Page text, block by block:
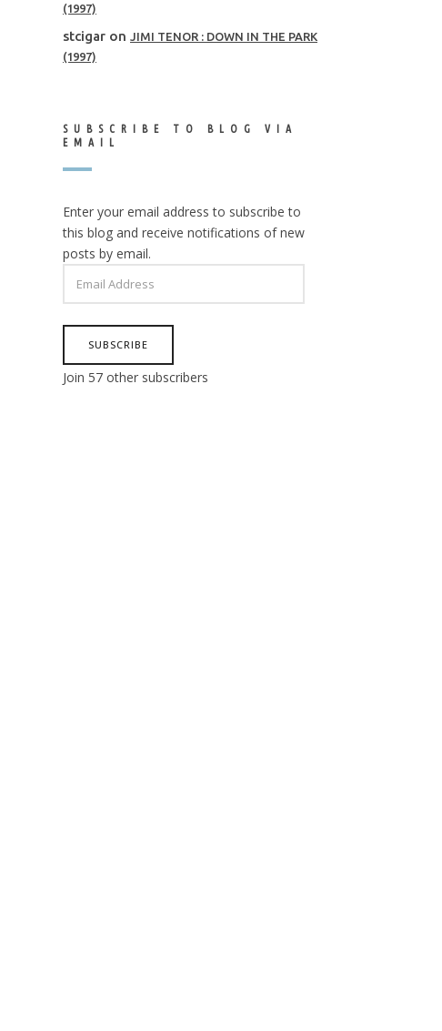
(1997)
stcigar on
JIMI TENOR : DOWN IN THE PARK
(1997)
SUBSCRIBE TO BLOG VIA
EMAIL
Enter your email address to subscribe to
this blog and receive notifications of new
posts by email.
ADDRESS
SUBSCRIBE
Join 57 other subscribers